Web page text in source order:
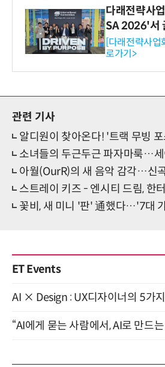
다래전략사
SA 2026'서
와의 비즈니
-바이오 해외
보
[다래전략사
로가기>
관련 기사
알디원이 찾아온다! '트랙 무빙
소녀들의 두근두근 파자마룩…세이마이
아월(OurR)의 새 음악 감각…신곡 '
스트레이 키즈 - 엔시티 드림, 한
꽃비, 새 미니 '판' 通했다…'7대
ET Events